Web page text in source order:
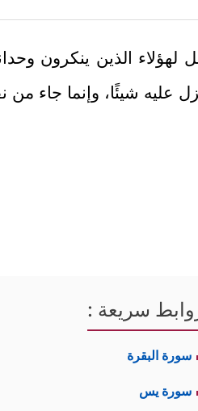
لهؤلاء الذين ينكرون
عليه شيئًا، وإنما جاء
سريعة :
سورة البقرة
سورة يس